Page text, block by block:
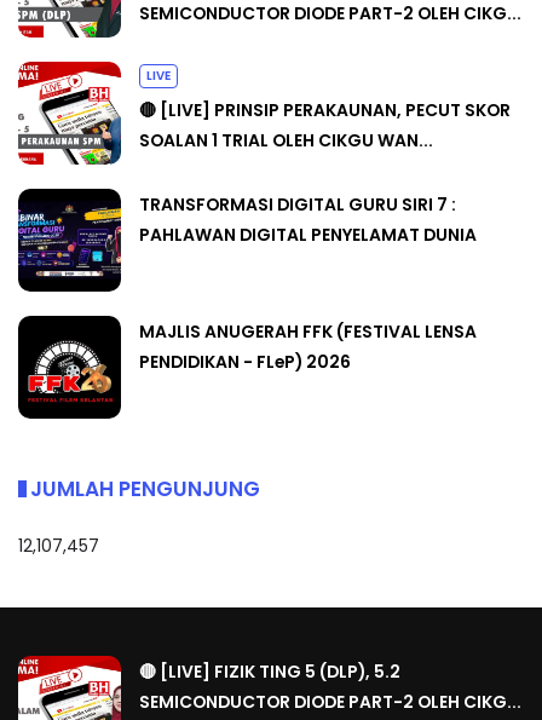
SEMICONDUCTOR DIODE PART-2 OLEH CIKG...
LIVE
🔴 [LIVE] PRINSIP PERAKAUNAN, PECUT SKOR
SOALAN 1 TRIAL OLEH CIKGU WAN...
TRANSFORMASI DIGITAL GURU SIRI 7 :
PAHLAWAN DIGITAL PENYELAMAT DUNIA
MAJLIS ANUGERAH FFK (FESTIVAL LENSA
PENDIDIKAN - FLeP) 2026
JUMLAH PENGUNJUNG
12,107,457
🔴 [LIVE] FIZIK TING 5 (DLP), 5.2
SEMICONDUCTOR DIODE PART-2 OLEH CIKG...